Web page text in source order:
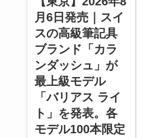
月6日発売｜スイ
スの高級筆記具
ブランド「カラ
ンダッシュ」が
最上級モデル
「バリアス ライ
ト」を発表。各
モデル100本限定